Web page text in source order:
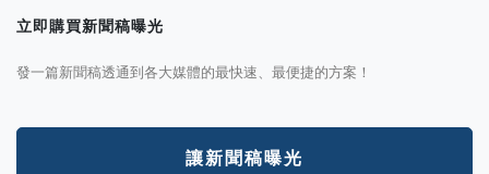
立即購買新聞稿曝光
發一篇新聞稿透通到各大媒體的最快速、最便捷的方案！
讓新聞稿曝光